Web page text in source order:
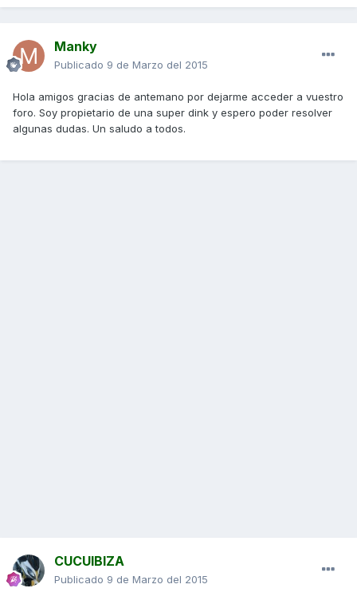
Manky
Publicado 9 de Marzo del 2015
Hola amigos gracias de antemano por dejarme acceder a vuestro
foro. Soy propietario de una super dink y espero poder resolver
algunas dudas. Un saludo a todos.
CUCUIBIZA
Publicado 9 de Marzo del 2015